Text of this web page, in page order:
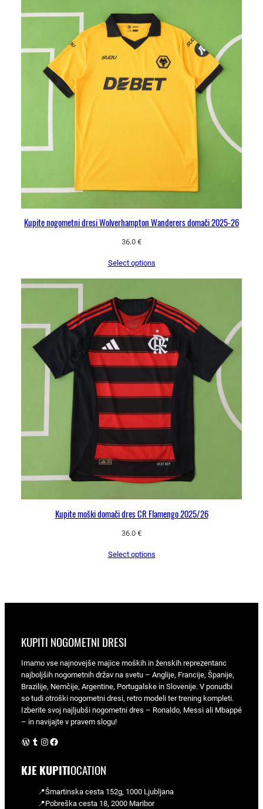
Kupite nogometni dresi Wolverhampton Wanderers domači 2025-26
36.0 €
Select options
Kupite moški domači dres CR Flamengo 2025/26
36.0 €
Select options
KUPITI NOGOMETNI DRESI
Imamo vse najnovejše majice moških in ženskih reprezentanc
najboljših nogometnih držav na svetu – Anglije, Francije, Španije,
Brazilije, Nemčije, Argentine, Portugalske in Slovenije. V ponudbi
so tudi otroški nogometni dresi, retro modeli ter trening kompleti.
Izberite svoj najljubši nogometni dres – Ronaldo, Messi ali Mbappé
– in navijajte v pravem slogu!
WordPress Instagram Facebook
KJE KUPITIOCATION
📍Šmartinska cesta 152g, 1000 Ljubljana
📍Pobreška cesta 18, 2000 Maribor